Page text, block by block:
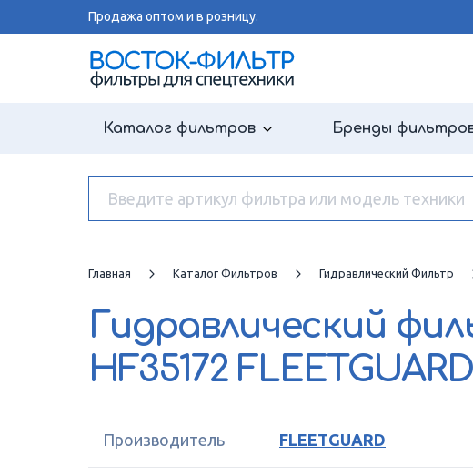
Продажа оптом и в розницу.
Каталог фильтров Бренды
Главная Каталог Фильтров Гидравлический Фильтр
Гидравлический
HF35172 FLEETGUARD
Производитель FLEETGUARD